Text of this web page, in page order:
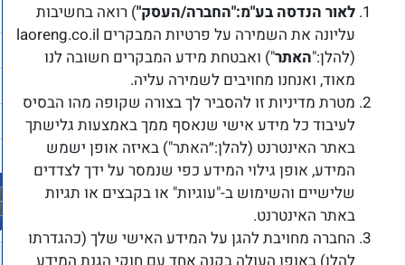
לאור הנדסה בע"מ:"החברה/העסק") רואה בחשיבות
עליונה את השמירה על פרטיות המבקרים laoreng.co.il
(להלן:"האתר") ואבטחת מידע המבקרים חשובה לנו
מאוד, ואנחנו מחויבים לשמירה עליה.
מטרת מדיניות זו להסביר לך בצורה שקופה מהו הבסיס
לעיבוד כל מידע אישי שנאסף ממך באמצעות גלישתך
באתר האינטרנט (להלן:״האתר") באיזה אופן ישמש
המידע, אופן גילוי המידע כפי שנמסר על ידך לצדדים
שלישיים והשימוש ב-"עוגיות" או בקבצים או תגיות
באתר האינטרנט.
החברה מחויבת להגן על המידע האישי שלך (כהגדרתו